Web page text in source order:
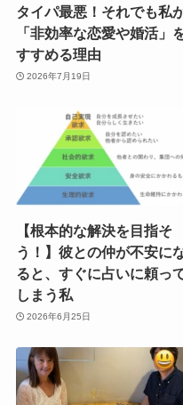
タイパ最悪！それでも私
「非効率な恋愛や婚活」
すすめる理由
2026年7月19日
【根本的な解決を目指そ
う！】彼との仲が不安に
ると、すぐに占いに頼っ
しまう私
2026年6月25日